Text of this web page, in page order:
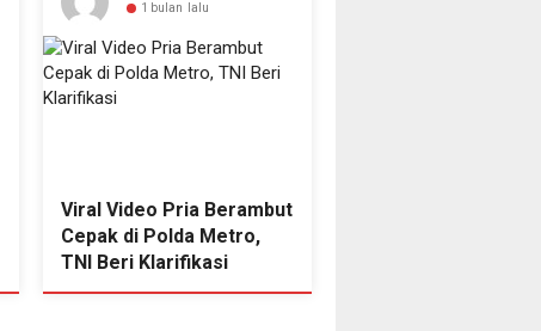
1 bulan lalu
Viral Video Pria Berambut
Cepak di Polda Metro,
TNI Beri Klarifikasi